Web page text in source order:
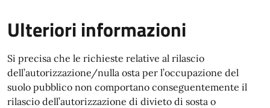
Ulteriori informazioni
Si precisa che le richieste relative al rilascio
dell’autorizzazione/nulla osta per l’occupazione del
suolo pubblico non comportano conseguentemente il
rilascio dell’autorizzazione di divieto di sosta o